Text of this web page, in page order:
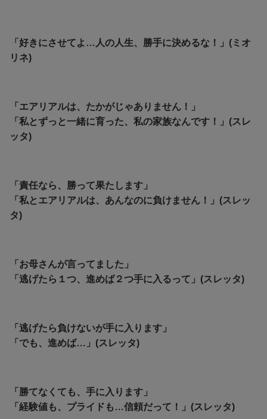
「好きにさせてよ…人の人生、勝手に決めるな！」(ミオ
リネ)
「エアリアルは、たかがじゃありません！」
「私とずっと一緒に育った、私の家族なんです！」(スレ
ッタ)
「責任なら、勝って果たします」
「私とエアリアルは、あんなのに負けません！」(スレッ
タ)
「お母さんが言ってました」
「逃げたら１つ、進めば２つ手に入るって」(スレッタ)
「逃げたら負けないが手に入ります」
「でも、進めば…」(スレッタ)
「勝てなくても、手に入ります」
「 経験値も、プライドも…信頼だって！」(スレッタ)